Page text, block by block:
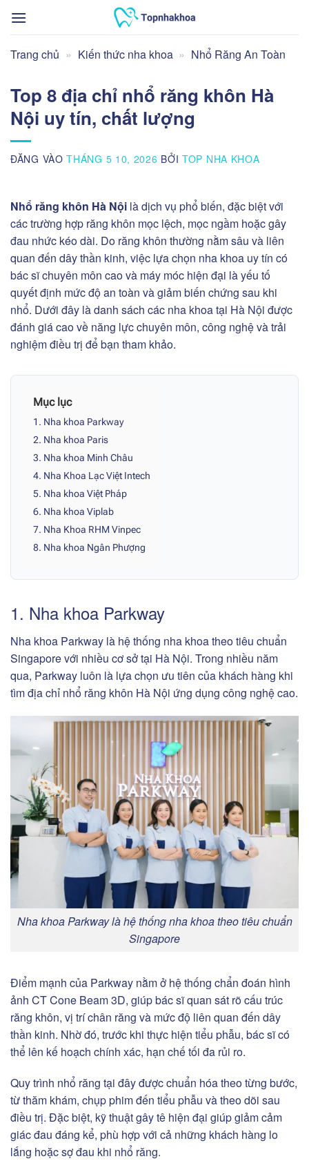
qua
dung
Trang chủ » Kiến thức nha khoa » Nhổ Răng An Toàn
Top 8 địa chỉ nhổ răng khôn Hà
Nội uy tín, chất lượng
ĐĂNG VÀOTHÁNG 5 10, 2026 BỞITOP NHA KHOA
Nhổ răng khôn Hà Nội là dịch vụ phổ biến, đặc biệt với
các trường hợp răng khôn mọc lệch, mọc ngầm hoặc gây
đau nhức kéo dài. Do răng khôn thường nằm sâu và liên
quan đến dây thần kinh, việc lựa chọn nha khoa uy tín có
bác sĩ chuyên môn cao và máy móc hiện đại là yếu tố
quyết định mức độ an toàn và giảm biến chứng sau khi
nhổ. Dưới đây là danh sách các nha khoa tại Hà Nội được
đánh giá cao về năng lực chuyên môn, công nghệ và trải
nghiệm điều trị để bạn tham khảo.
Mục lục
1. Nha khoa Parkway
2. Nha khoa Paris
3. Nha khoa Minh Châu
4. Nha Khoa Lạc Việt Intech
5. Nha khoa Việt Pháp
6. Nha khoa Viplab
7. Nha Khoa RHM Vinpec
8. Nha khoa Ngân Phượng
1. Nha khoa Parkway
Nha khoa Parkway là hệ thống nha khoa theo tiêu chuẩn
Singapore với nhiều cơ sở tại Hà Nội. Trong nhiều năm
qua, Parkway luôn là lựa chọn ưu tiên của khách hàng khi
tìm địa chỉ nhổ răng khôn Hà Nội ứng dụng công nghệ cao.
Nha khoa Parkway là hệ thống nha khoa theo tiêu chuẩn
Singapore
Điểm mạnh của Parkway nằm ở hệ thống chẩn đoán hình
ảnh CT Cone Beam 3D, giúp bác sĩ quan sát rõ cấu trúc
răng khôn, vị trí chân răng và mức độ liên quan đến dây
thần kinh. Nhờ đó, trước khi thực hiện tiểu phẫu, bác sĩ có
thể lên kế hoạch chính xác, hạn chế tối đa rủi ro.
Quy trình nhổ răng tại đây được chuẩn hóa theo từng bước,
từ thăm khám, chụp phim đến tiểu phẫu và theo dõi sau
điều trị. Đặc biệt, kỹ thuật gây tê hiện đại giúp giảm cảm
giác đau đáng kể, phù hợp với cả những khách hàng lo
lắng hoặc sợ đau khi nhổ răng.